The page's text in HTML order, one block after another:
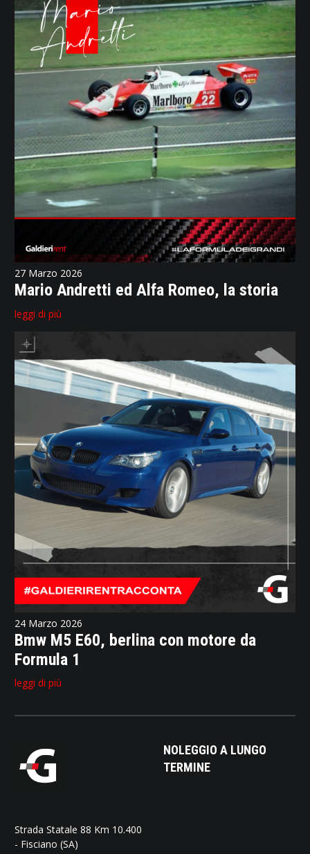
27 Marzo 2026
Mario Andretti ed Alfa Romeo, la storia
leggi di più
24 Marzo 2026
Bmw M5 E60, berlina con motore da
Formula 1
leggi di più
Strada Statale 88 Km 10.400
- Fisciano (SA)
NOLEGGIO A LUNGO
TERMINE